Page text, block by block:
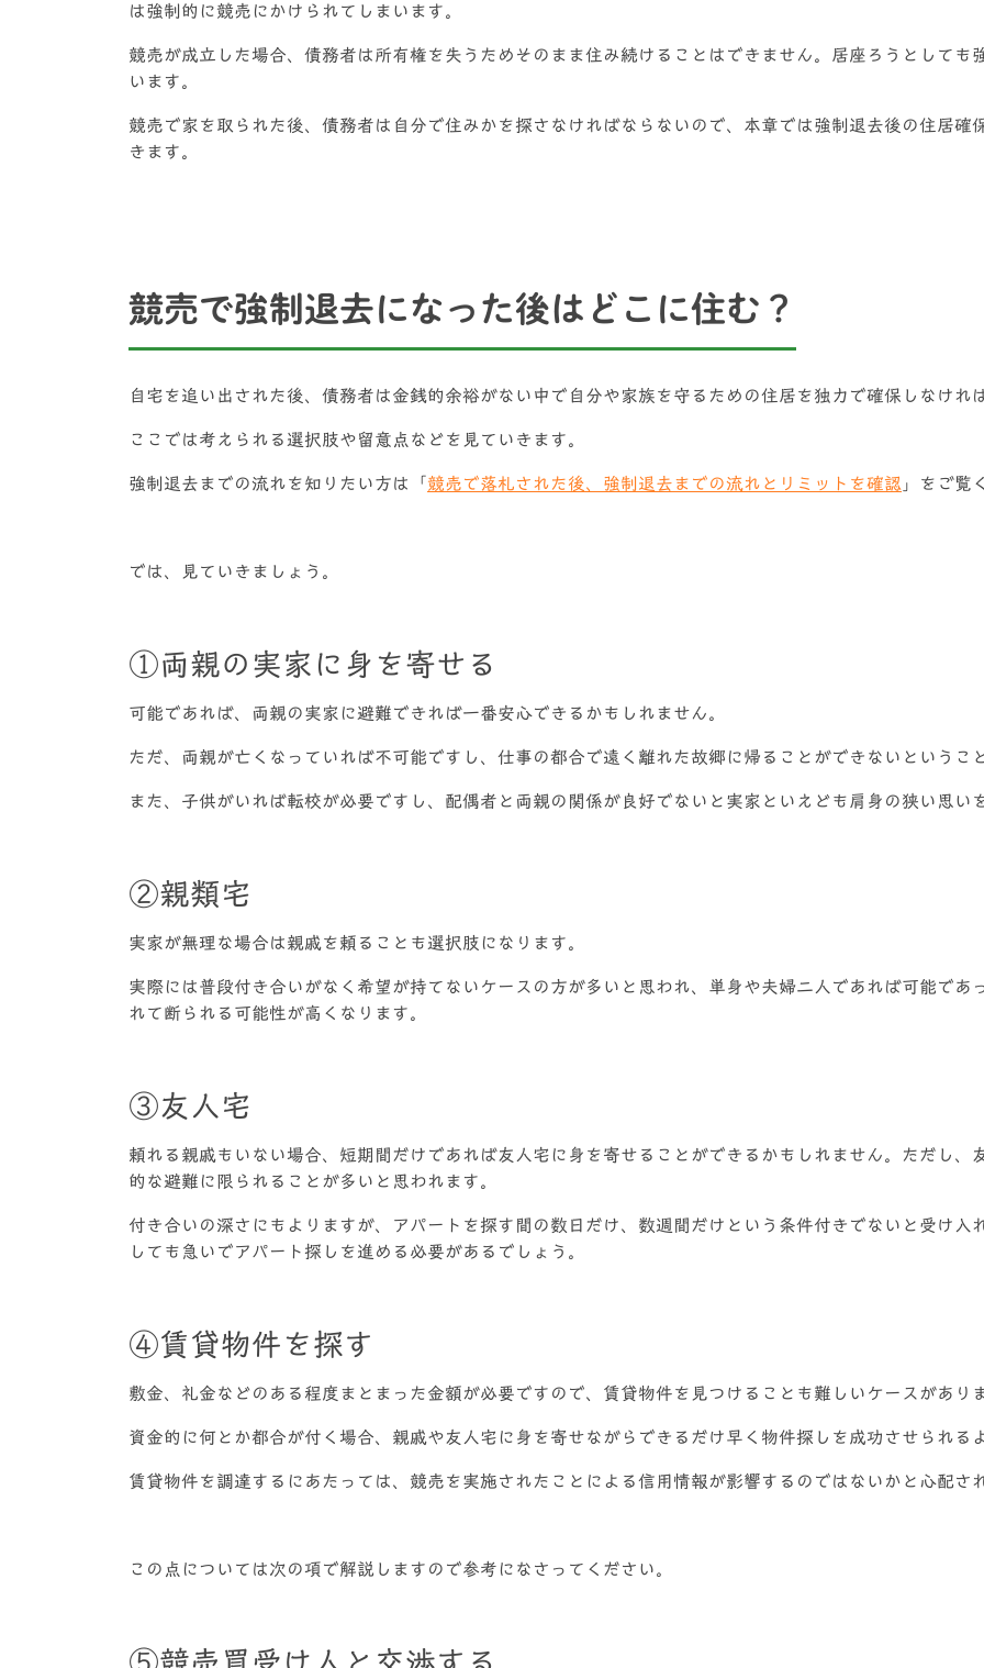
は強制的に競売にかけられてしまいます。
競売が成立した場合、債務者は所有権を失うためそのまま住み続けることはできません。居座ろうとしても
います。
競売で家を取られた後、債務者は自分で住みかを探さなければならないので、本章では強制退去後の住居確
きます。
競売で強制退去になった後はどこに住む？
自宅を追い出された後、債務者は金銭的余裕がない中で自分や家族を守るための住居を独力で確保しなけれ
ここでは考えられる選択肢や留意点などを見ていきます。
強制退去までの流れを知りたい方は「 競売で落札された後、強制退去までの流れとリミットを確認 」をご覧
では、見ていきましょう。
①両親の実家に身を寄せる
可能であれば、両親の実家に避難できれば一番安心できるかもしれません。
ただ、両親が亡くなっていれば不可能ですし、仕事の都合で遠く離れた故郷に帰ることができないというこ
また、子供がいれば転校が必要ですし、配偶者と両親の関係が良好でないと実家といえども肩身の狭い思い
②親類宅
実家が無理な場合は親戚を頼ることも選択肢になります。
実際には普段付き合いがなく希望が持てないケースの方が多いと思われ、単身や夫婦二人であれば可能であ
れて断られる可能性が高くなります。
③友人宅
頼れる親戚もいない場合、短期間だけであれば友人宅に身を寄せることができるかもしれません。ただし、
的な避難に限られることが多いと思われます。
付き合いの深さにもよりますが、アパートを探す間の数日だけ、数週間だけという条件付きでないと受け入
しても急いでアパート探しを進める必要があるでしょう。
④賃貸物件を探す
敷金、礼金などのある程度まとまった金額が必要ですので、賃貸物件を見つけることも難しいケースがあり
資金的に何とか都合が付く場合、親戚や友人宅に身を寄せながらできるだけ早く物件探しを成功させられる
賃貸物件を調達するにあたっては、競売を実施されたことによる信用情報が影響するのではないかと心配さ
この点については次の項で解説しますので参考になさってください。
⑤競売買受け人と交渉する